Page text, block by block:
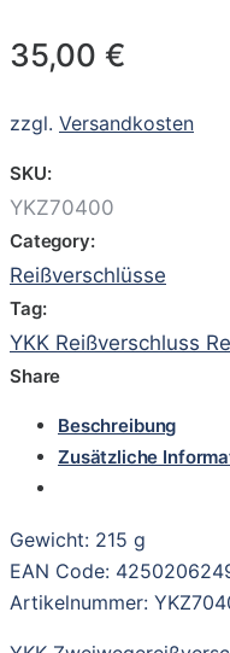
35,00 €
zzgl. Versandkosten
SKU:
YKZ70400
Category:
Reißverschlüsse
Tag:
YKK Reißverschluss
Share
Beschreibung
Zusätzliche
Gewicht: 215 g
EAN Code:
Artikelnummer: